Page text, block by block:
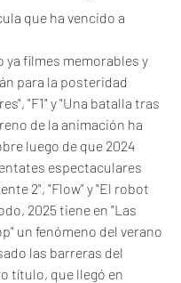
que ha vencido a
ya filmes memorables y
para la posteridad
"F1" y "Una batalla tras
de la animación ha
luego de que 2024
espectaculares
2", "Flow" y "El robot
2025 tiene en "Las
un fenómeno del verano
las barreras del
título, que llegó en